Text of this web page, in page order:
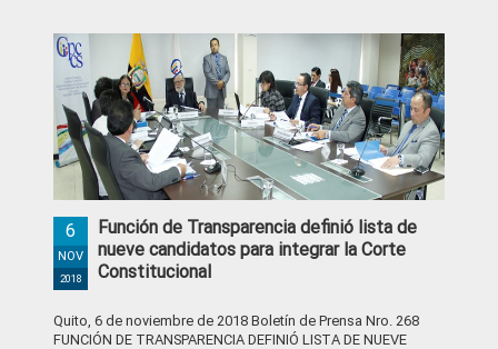
Función de Transparencia definió lista de
nueve candidatos para integrar la Corte
Constitucional
6
NOV
2018
Quito, 6 de noviembre de 2018 Boletín de Prensa Nro. 268
FUNCIÓN DE TRANSPARENCIA DEFINIÓ LISTA DE NUEVE